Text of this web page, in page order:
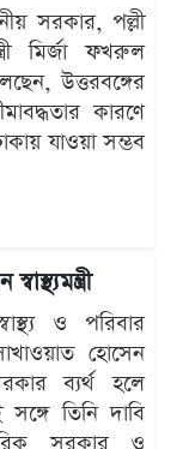
সরকার, পল্লী
মির্জা ফখরুল
উত্তরবঙ্গের
কারণে
যাওয়া সম্ভব
ও পরিবার
হোসেন
ব্যর্থ হলে
তিনি দাবি